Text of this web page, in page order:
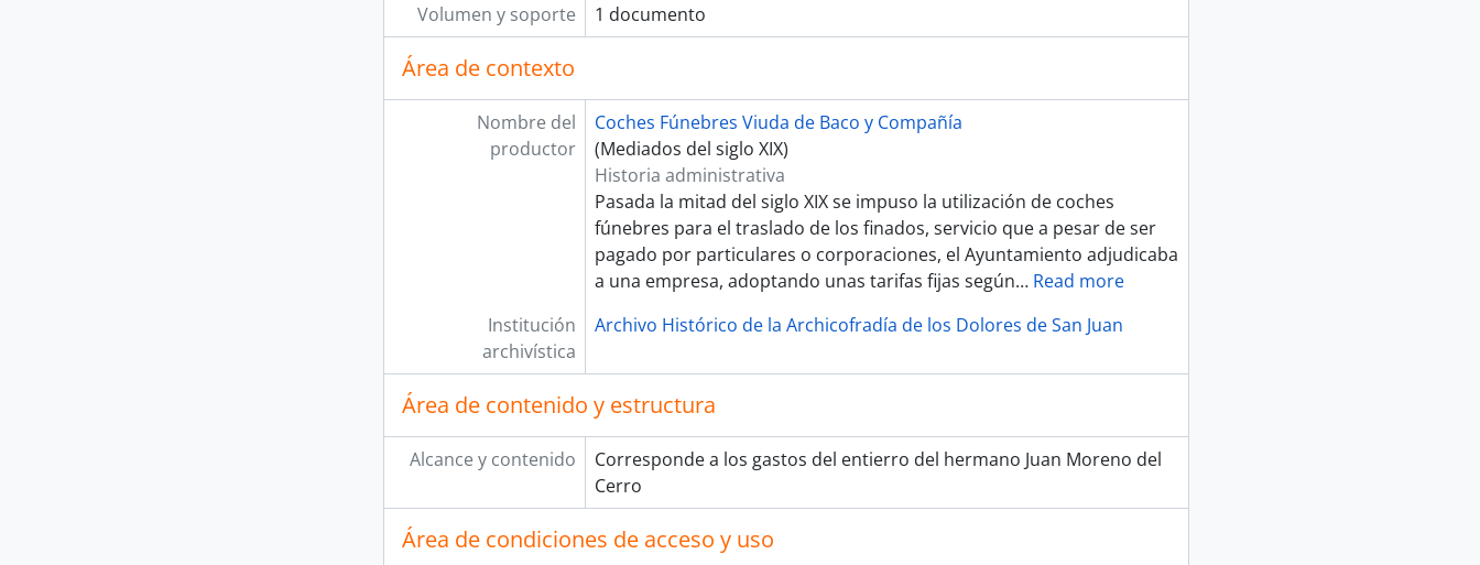
Volumen y soporte
1 documento
Área de contexto
Nombre del
productor
Coches Fúnebres Viuda de Baco y Compañía
(Mediados del siglo XIX)
Historia administrativa
Pasada la mitad del siglo XIX se impuso la utilización de coches
fúnebres para el traslado de los finados, servicio que a pesar de ser
pagado por particulares o corporaciones, el Ayuntamiento adjudicaba
a una empresa, adoptando unas tarifas fijas según… Read more
Institución
archivística
Archivo Histórico de la Archicofradía de los Dolores de San Juan
Área de contenido y estructura
Alcance y contenido
Corresponde a los gastos del entierro del hermano Juan Moreno del
Cerro
Área de condiciones de acceso y uso